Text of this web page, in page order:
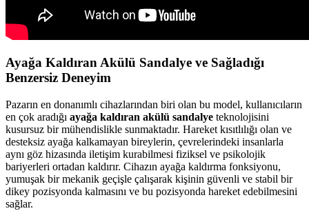
Ayağa Kaldıran Akülü Sandalye ve Sağladığı
Benzersiz Deneyim
Pazarın en donanımlı cihazlarından biri olan bu model, kullanıcıların
en çok aradığı ayağa kaldıran akülü sandalye teknolojisini
kusursuz bir mühendislikle sunmaktadır. Hareket kısıtlılığı olan ve
desteksiz ayağa kalkamayan bireylerin, çevrelerindeki insanlarla
aynı göz hizasında iletişim kurabilmesi fiziksel ve psikolojik
bariyerleri ortadan kaldırır. Cihazın ayağa kaldırma fonksiyonu,
yumuşak bir mekanik geçişle çalışarak kişinin güvenli ve stabil bir
dikey pozisyonda kalmasını ve bu pozisyonda hareket edebilmesini
sağlar.